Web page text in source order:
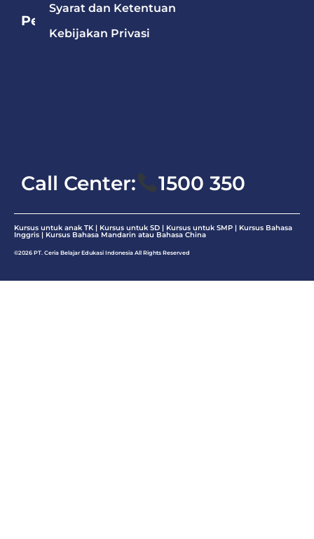
Pelajaran
Syarat dan Ketentuan
Kebijakan Privasi
Call Center: 1500 350
Kursus untuk anak TK | Kursus untuk SD | Kursus untuk SMP | Kursus Bahasa
Inggris | Kursus Bahasa Mandarin atau Bahasa China
©2026 PT. Ceria Belajar Edukasi Indonesia All Rights Reserved